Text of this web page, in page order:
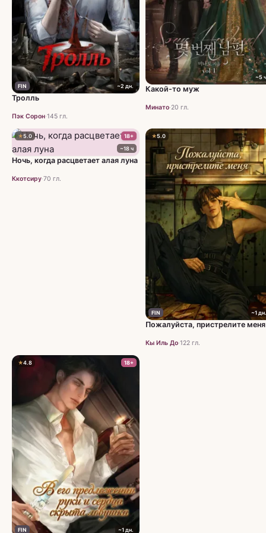
FIN ~2 дн.
Тролль
Пэк Сорон·145 гл.
~5
Какой-то муж
Минато·20 гл.
★5.0
18+
~18 ч
Ночь, когда расцветает алая луна
Ккотсиру·70 гл.
★5.0
FIN ~1
Пожалуйста, пристрелите меня
Кы Иль До·122 гл.
★4.8 18+
FIN ~1 дн.